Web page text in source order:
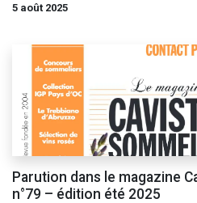
5 août 2025
Parution dans le magazine
n°79 – édition été 2025